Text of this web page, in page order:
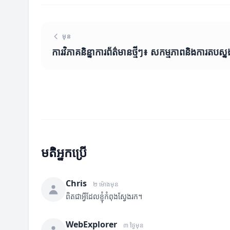
មុន
ការវិភាគនិន្នាការព័ត៌មានថ្មីៗ៖ សកម្មភាពនិងការតបស្
មតិអ្នកប្រើ
Chris ២ ម៉ោងមុន
ពិតជាអ្វីដែលខ្ញុំកំពុងស្វែងរក។
WebExplorer ៣ ថ្ងៃមុន